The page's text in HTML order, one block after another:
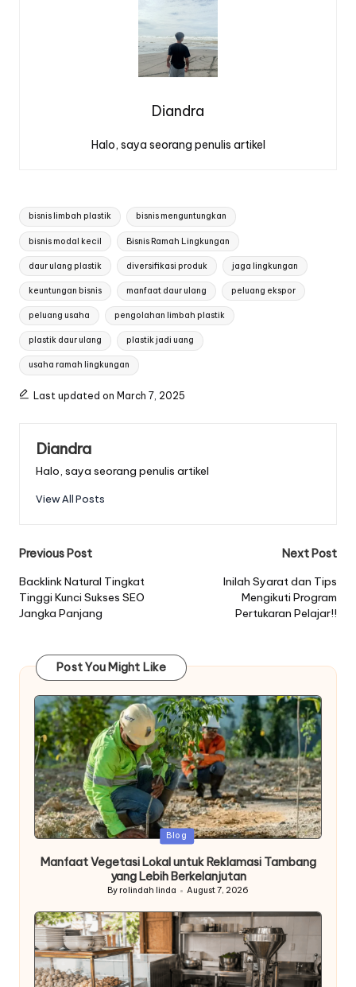
Diandra
Halo, saya seorang penulis artikel
Tags:
bisnis limbah plastik bisnis menguntungkan
bisnis modal kecil Bisnis Ramah Lingkungan
daur ulang plastik diversifikasi produk jaga lingkungan
keuntungan bisnis manfaat daur ulang peluang ekspor
peluang usaha pengolahan limbah plastik
plastik daur ulang plastik jadi uang
usaha ramah lingkungan
Last updated on March 7, 2025
Diandra
Halo, saya seorang penulis artikel
View All Posts
Post
navigation
Previous Post
Backlink Natural Tingkat
Tinggi Kunci Sukses SEO
Jangka Panjang
Next Post
Inilah Syarat dan Tips
Mengikuti Program
Pertukaran Pelajar!!
Post You Might Like
Posted
Blog
Manfaat Vegetasi Lokal untuk Reklamasi Tambang
yang Lebih Berkelanjutan
Posted
By rolindah linda August 7, 2026